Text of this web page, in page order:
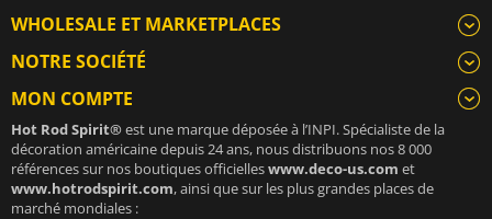
WHOLESALE ET MARKETPLACES
NOTRE SOCIÉTÉ
MON COMPTE
Hot Rod Spirit®est une marque déposée à l’INPI. Spécialiste de la
décoration américaine depuis 24 ans, nous distribuons nos 8 000
références sur nos boutiques officielleswww.deco-us.com et
www.hotrodspirit.com, ainsi que sur les plus grandes places de
marché mondiales :